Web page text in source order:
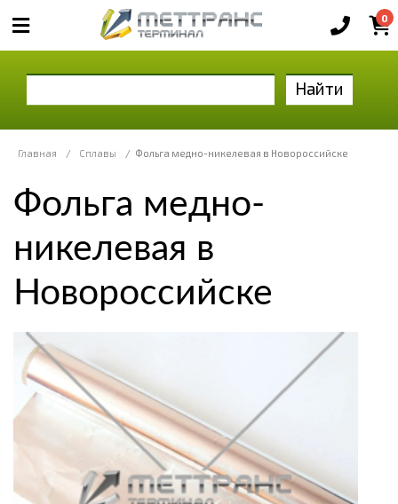
0
Найти
Главная / Сплавы / Фольга медно-никелевая в Новороссийске
Фольга медно-
никелевая в
Новороссийске